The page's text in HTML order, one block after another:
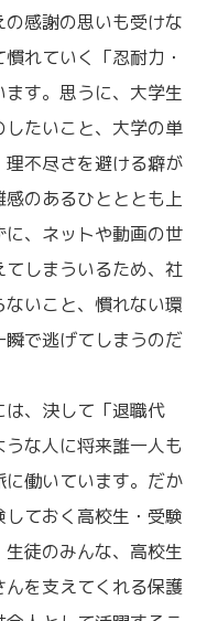
感謝の思いも受けな
れていく「忍耐力・
す。思うに、大学生
たいこと、大学の単
不尽さを避ける癖が
のあるひとととも上
、ネットや動画の世
しまういるため、社
いこと、慣れない環
で逃げてしまうのだ
、決して「退職代
な人に将来誰一人も
働いています。だか
ておく高校生・受験
徒のみんな、高校生
を支えてくれる保護